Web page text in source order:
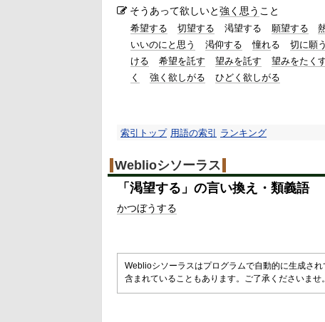
そうあって欲しいと強く思う こと
希望する 切望する 渇望する 願望する
いいのにと思う
渇仰する 憧れる 切に願う
ける
希望を託す 望みを託す 望みをたく
く
強く欲しがる ひどく欲しがる
索引トップ 用語の索引 ランキング
Weblioシソーラス
「 渇望する 」の言い換え・類義語
かつぼうする
Weblioシソーラスはプログラムで自動的に生成さ
含まれていることもあります。ご了承くださいませ